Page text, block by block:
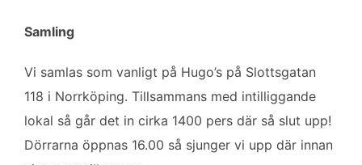
Samling
Vi samlas som vanligt på Hugo’s på Slottsgatan
118 i Norrköping. Tillsammans med intilliggande
lokal så går det in cirka 1400 pers där så slut upp!
Dörrarna öppnas 16.00 så sjunger vi upp där innan